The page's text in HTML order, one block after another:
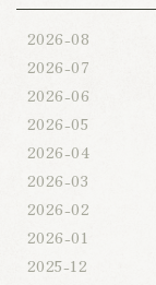
2026-08
2026-07
2026-06
2026-05
2026-04
2026-03
2026-02
2026-01
2025-12